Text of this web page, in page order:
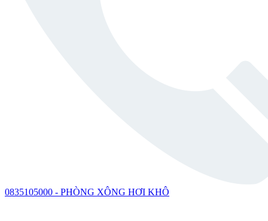
0835105000 - PHÒNG XÔNG HƠI KHÔ